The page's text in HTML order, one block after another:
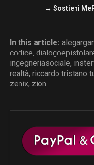
→ Sostieni
In this article:
codice,
ingegneriasociale,
realtà, riccardo tristano
zenix, zion